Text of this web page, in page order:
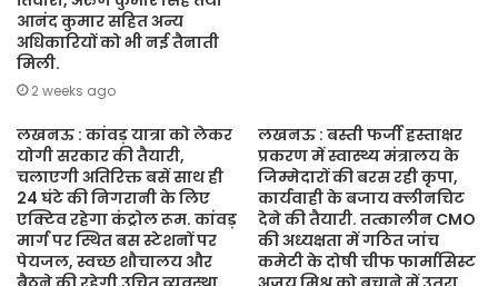
आनंद कुमार सहित अन्य
अधिकारियों को भी नई तैनाती
मिली.
2 weeks ago
लखनऊ : कांवड़ यात्रा को लेकर
योगी सरकार की तैयारी,
चलाएगी अतिरिक्त बसें साथ ही
24 घंटे की निगरानी के लिए
एक्टिव रहेगा कंट्रोल रूम. कांवड़
मार्ग पर स्थित बस स्टेशनों पर
पेयजल, स्वच्छ शौचालय और
लखनऊ : बस्ती फर्जी हस्ताक्षर
प्रकरण में स्वास्थ्य मंत्रालय के
जिम्मेदारों की बरस रही कृपा,
कार्यवाही के बजाय क्लीनचिट
देने की तैयारी. तत्कालीन CMO
की अध्यक्षता में गठित जांच
कमेटी के दोषी चीफ फार्मासिस्ट